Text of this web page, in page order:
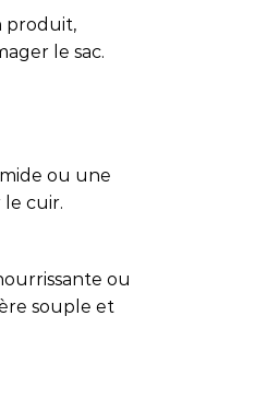
produit,
le sac.
ou une
le cuir.
ou
souple et